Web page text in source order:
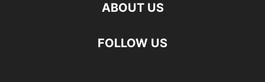
ABOUT US
FOLLOW US